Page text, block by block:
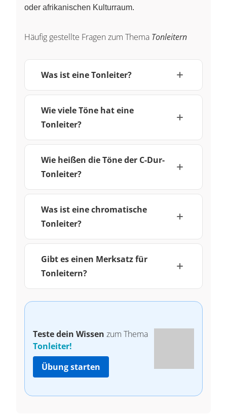
oder afrikanischen Kulturraum.
Häufig gestellte Fragen zum Thema Tonleitern
Was ist eine Tonleiter?
Wie viele Töne hat eine
Tonleiter?
Wie heißen die Töne der C-Dur-
Tonleiter?
Was ist eine chromatische
Tonleiter?
Gibt es einen Merksatz für
Tonleitern?
Teste dein Wissen zum Thema
Tonleiter!
Übung starten